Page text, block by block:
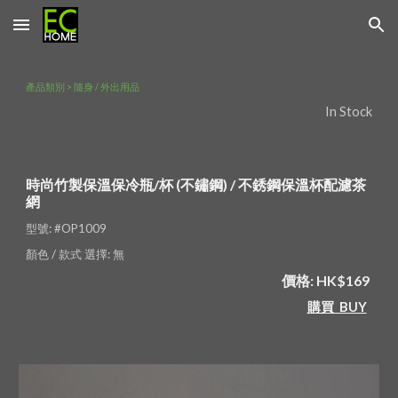
Skip to main content Skip to navigation
產品類別 > 隨身 / 外出用品
In Stock
時尚竹製保溫保冷瓶/杯 (不鏽鋼) / 不銹鋼保溫杯配濾茶
網
型號: #OP1009
顏色 / 款式 選擇: 無
價格: HK$169
購買  BUY